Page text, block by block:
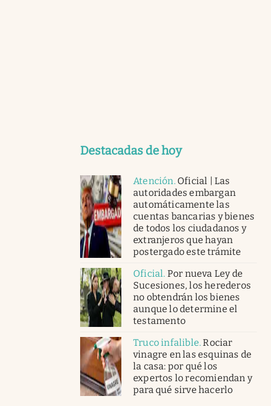
Destacadas de hoy
Atención. Oficial | Las
autoridades embargan
automáticamente las
cuentas bancarias y bienes
de todos los ciudadanos y
extranjeros que hayan
postergado este trámite
Oficial. Por nueva Ley de
Sucesiones, los herederos
no obtendrán los bienes
aunque lo determine el
testamento
Truco infalible.Rociar
vinagre en las esquinas de
la casa: por qué los
expertos lo recomiendan y
para qué sirve hacerlo